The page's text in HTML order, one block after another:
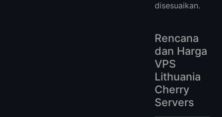
disesuaikan.
Rencana
dan Harga
VPS
Lithuania
Cherry
Servers